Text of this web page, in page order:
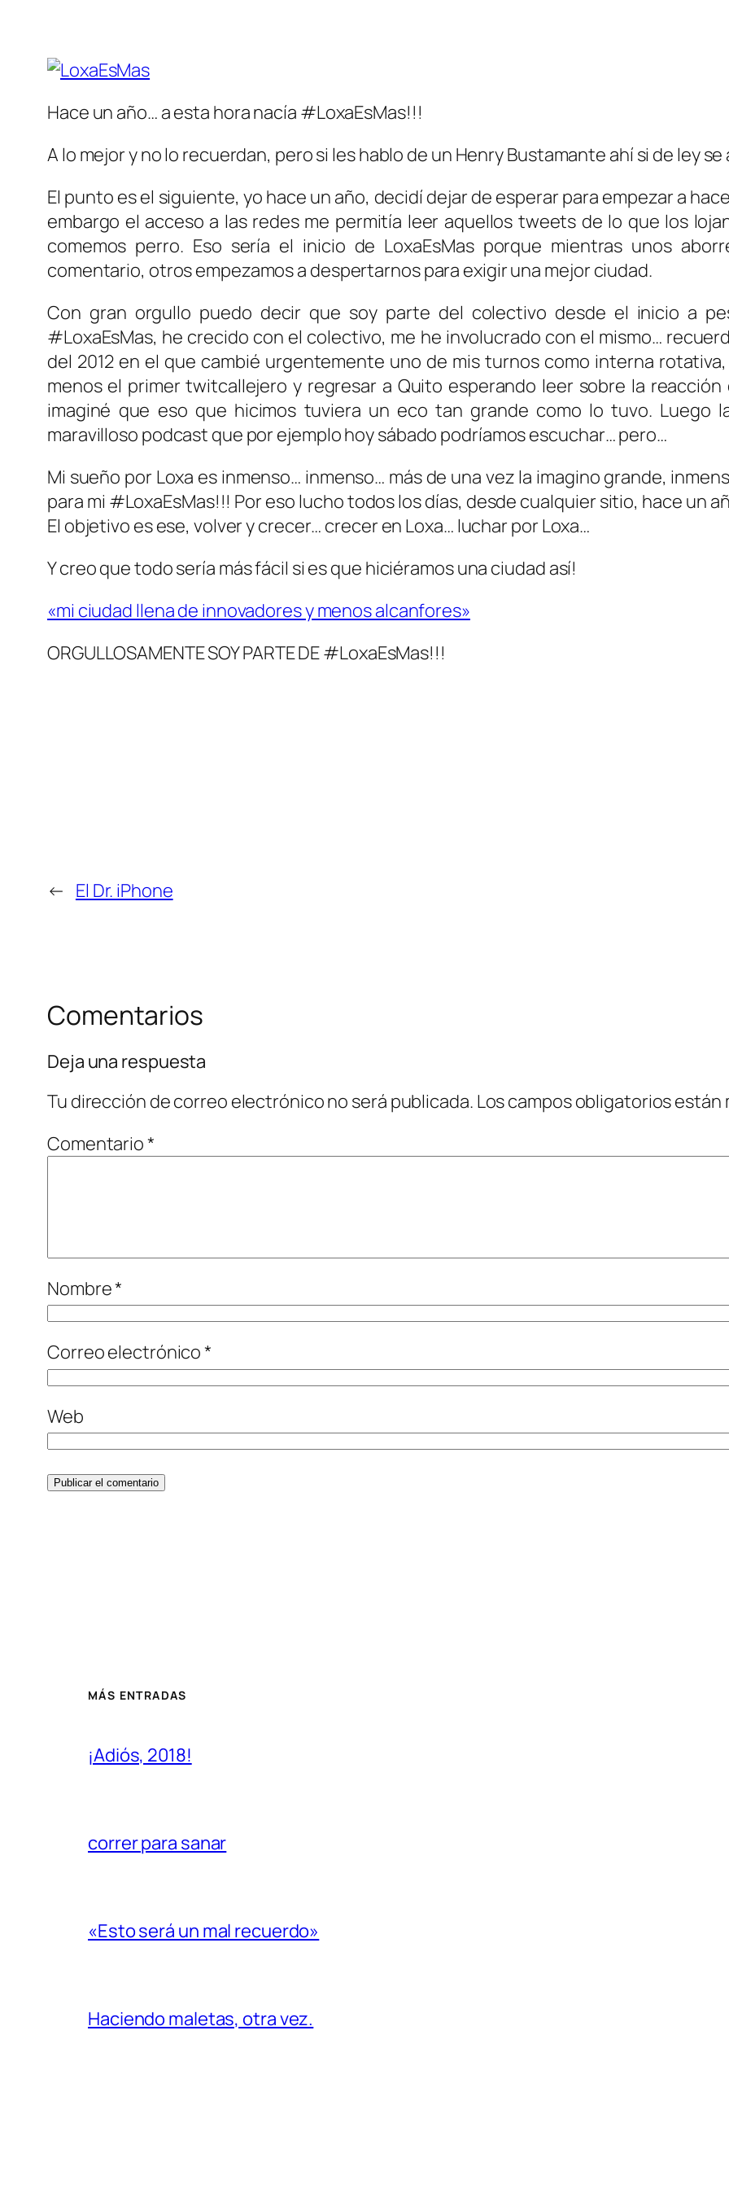
Hace un año… a esta hora nacía #LoxaEsMas!!!
A lo mejor y no lo recuerdan, pero si les hablo de un Henry Bustamante ahí si de ley
El punto es el siguiente, yo hace un año, decidí dejar de esperar para empezar a
embargo el acceso a las redes me permitía leer aquellos tweets de lo que los
comemos perro. Eso sería el inicio de LoxaEsMas porque mientras unos
comentario, otros empezamos a despertarnos para exigir una mejor ciudad.
Con gran orgullo puedo decir que soy parte del colectivo desde el inicio a
#LoxaEsMas, he crecido con el colectivo, me he involucrado con el mismo…
del 2012 en el que cambié urgentemente uno de mis turnos como interna
menos el primer twitcallejero y regresar a Quito esperando leer sobre la
imaginé que eso que hicimos tuviera un eco tan grande como lo tuvo. Luego
maravilloso podcast que por ejemplo hoy sábado podríamos escuchar… pero…
Mi sueño por Loxa es inmenso… inmenso… más de una vez la imagino grande,
para mi #LoxaEsMas!!! Por eso lucho todos los días, desde cualquier sitio, hace un
El objetivo es ese, volver y crecer… crecer en Loxa… luchar por Loxa…
Y creo que todo sería más fácil si es que hiciéramos una ciudad así!
«mi ciudad llena de innovadores y menos alcanfores»
ORGULLOSAMENTE SOY PARTE DE #LoxaEsMas!!!
← El Dr. iPhone
Comentarios
Deja una respuesta
Tu dirección de correo electrónico no será publicada. Los campos obligatorios
Comentario*
Nombre*
Correo electrónico*
Web
MÁS ENTRADAS
¡Adiós, 2018!
correr para sanar
«Esto será un mal recuerdo»
Haciendo maletas, otra vez.